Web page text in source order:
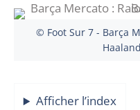
© Foot Sur 7 - Barça
Afficher l’index